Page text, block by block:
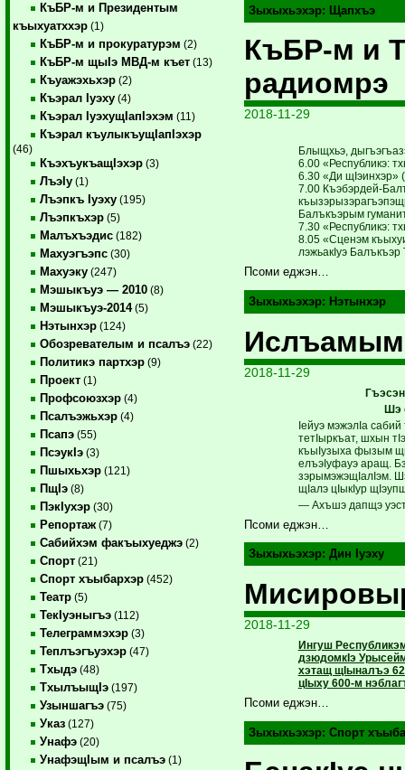
КъБР-м и Президентым
къыхуатххэр (1)
КъБР-м и прокуратурэм (2)
КъБР-м щыIэ МВД-м къет (13)
Къуажэхьхэр (2)
Къэрал Iуэху (4)
Къэрал IуэхущIапIэхэм (11)
Къэрал къулыкъущIапIэхэр
(46)
КъэхъукъащIэхэр (3)
ЛъэIу (1)
Лъэпкъ Iуэху (195)
Лъэпкъхэр (5)
Малъхъэдис (182)
Махуэгъэпс (30)
Махуэку (247)
Мэшыкъуэ — 2010 (8)
Мэшыкъуэ-2014(5)
Нэтынхэр (124)
Обозревателым и псалъэ (22)
Политикэ партхэр (9)
Проект (1)
Профсоюзхэр (4)
Псалъэжьхэр (4)
Псапэ (55)
ПсэукIэ (3)
Пшыхьхэр (121)
ПщIэ (8)
ПэкIухэр (30)
Репортаж (7)
Сабийхэм факъыхуеджэ (2)
Спорт (21)
Спорт хъыбархэр (452)
Театр (5)
ТекIуэныгъэ (112)
Телеграммэхэр (3)
Теплъэгъуэхэр (47)
Тхыдэ (48)
ТхылъыщIэ (197)
Узыншагъэ (75)
Указ (127)
Унафэ (20)
УнафэщIым и псалъэ (1)
Зыхыхьэхэр: Щапхъэ
КъБР-м и
радиомрэ
2018-11-29
Блыщхьэ,
6.00 «Республикэ:
6.30 «Ди щIэинхэр»
7.00 Къэбэрдей-
Балъкъэрым
7.30 «Республикэ:
8.05 «Сценэм
лэжьакIуэ Балъкъэр
Псоми еджэн…
Зыхыхьэхэр: Нэтынхэр
Ислъамым
2018-11-29
Шэ
Iейуэ мэжэлIа
тетIыркъат, шхын
къыIузыха фызым
елъэIуфауэ аращ.
зэрымэжэщIалIэм.
щIалэ цIыкIур
— Ахъшэ дапщэ
Псоми еджэн…
Зыхыхьэхэр: Дин Iуэху
2018-11-29
Ингуш
дзюдомкIэ
хэтащ щIыналъэ
цIыху 600-м
Псоми еджэн…
Зыхыхьэхэр: Спорт